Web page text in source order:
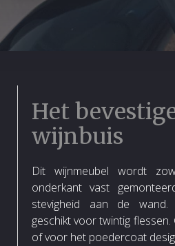
Het
wijnbuis
Dit wijnmeubel wordt
onderkant vast
stevigheid aan de wand.
geschikt voor twintig flessen.
of voor het poedercoat